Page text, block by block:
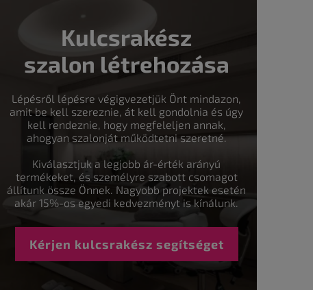
Kulcsrakész
szalon létrehozása
Lépésről lépésre végigvezetjük Önt mindazon,
amit be kell szereznie, át kell gondolnia és úgy
kell rendeznie, hogy megfeleljen annak,
ahogyan szalonját működtetni szeretné.
Kiválasztjuk a legjobb ár-érték arányú
termékeket, és személyre szabott csomagot
állítunk össze Önnek. Nagyobb projektek esetén
akár 15%-os egyedi kedvezményt is kínálunk.
Kérjen kulcsrakész segítséget